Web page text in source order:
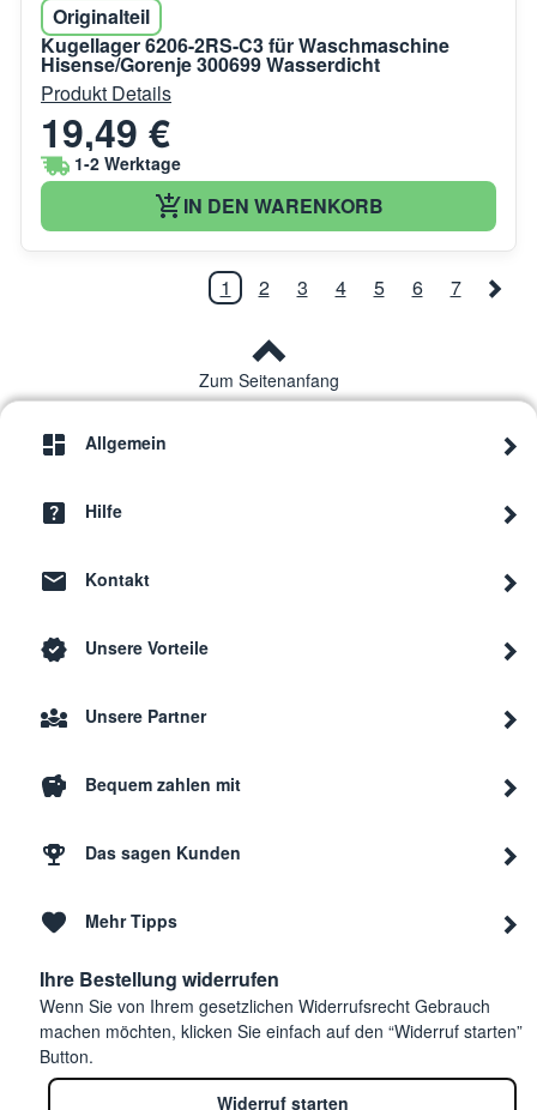
Originalteil
Kugellager 6206-2RS-C3 für Waschmaschine
Hisense/Gorenje 300699 Wasserdicht
Produkt Details
19,49 €
1-2 Werktage
IN DEN WARENKORB
1 2 3 4 5 6 7
Zum Seitenanfang
Allgemein
Hilfe
Kontakt
Unsere Vorteile
Unsere Partner
Bequem zahlen mit
Das sagen Kunden
Mehr Tipps
Ihre Bestellung widerrufen
Wenn Sie von Ihrem gesetzlichen Widerrufsrecht Gebrauch
machen möchten, klicken Sie einfach auf den “Widerruf starten”
Button.
Widerruf starten